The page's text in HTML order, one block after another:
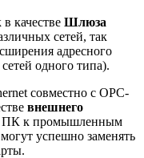
качестве Шлюза
сетей, так
адресного
одного типа).
совместно с ОРС-
внешнего
ПК к промышленным
успешно заменять